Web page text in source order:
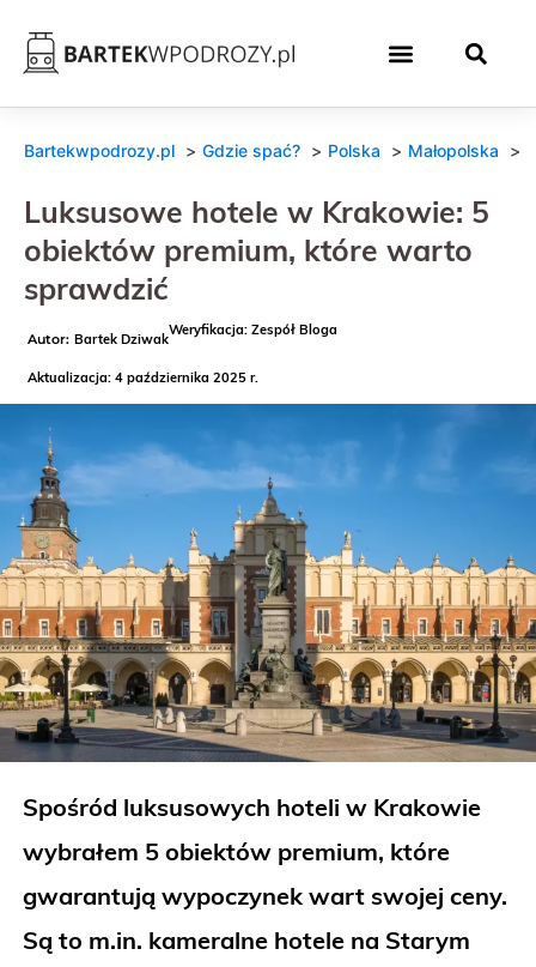
Bartekwpodrozy.pl Gdzie spać? Polska Małopolska
Luksusowe hotele w Krakowie: 5
obiektów premium, które warto
sprawdzić
Bartek Dziwak
Weryfikacja: Zespół Bloga
Aktualizacja: 4 października 2025 r.
Spośród luksusowych hoteli w Krakowie
wybrałem 5 obiektów premium, które
gwarantują wypoczynek wart swojej ceny.
Są to m.in. kameralne hotele na Starym